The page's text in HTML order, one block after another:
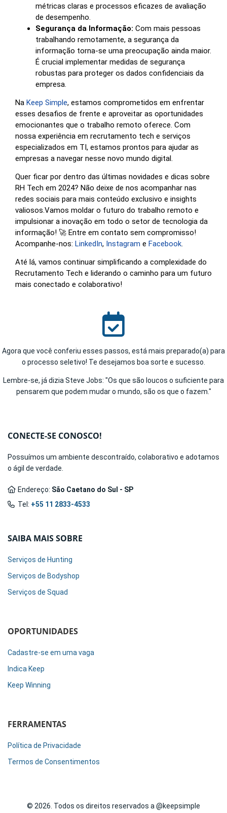
métricas claras e processos eficazes de avaliação
de desempenho.
Segurança da Informação: Com mais pessoas
trabalhando remotamente, a segurança da
informação torna-se uma preocupação ainda maior.
É crucial implementar medidas de segurança
robustas para proteger os dados confidenciais da
empresa.
Na Keep Simple, estamos comprometidos em enfrentar
esses desafios de frente e aproveitar as oportunidades
emocionantes que o trabalho remoto oferece. Com
nossa experiência em recrutamento tech e serviços
especializados em TI, estamos prontos para ajudar as
empresas a navegar nesse novo mundo digital.
Quer ficar por dentro das últimas novidades e dicas sobre
RH Tech em 2024? Não deixe de nos acompanhar nas
redes sociais para mais conteúdo exclusivo e insights
valiosos.Vamos moldar o futuro do trabalho remoto e
impulsionar a inovação em todo o setor de tecnologia da
informação! 🚀 Entre em contato sem compromisso!
Acompanhe-nos: LinkedIn, Instagram e Facebook.
Até lá, vamos continuar simplificando a complexidade do
Recrutamento Tech e liderando o caminho para um futuro
mais conectado e colaborativo!
Agora que você conferiu esses passos, está mais preparado(a) para
o processo seletivo! Te desejamos boa sorte e sucesso.
Lembre-se, já dizia Steve Jobs: "Os que são loucos o suficiente para
pensarem que podem mudar o mundo, são os que o fazem."
CONECTE-SE CONOSCO!
Possuímos um ambiente descontraído, colaborativo e adotamos
o ágil de verdade.
Endereço: São Caetano do Sul - SP
Tel: +55 11 2833-4533
SAIBA MAIS SOBRE
Serviços de Hunting
Serviços de Bodyshop
Serviços de Squad
OPORTUNIDADES
Cadastre-se em uma vaga
Indica Keep
Keep Winning
FERRAMENTAS
Política de Privacidade
Termos de Consentimentos
© 2026. Todos os direitos reservados a @keepsimple